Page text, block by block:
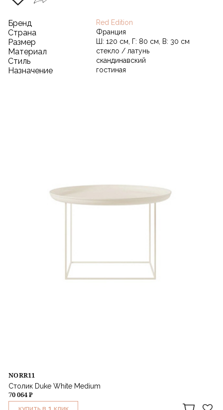
Бренд Red Edition
Страна Франция
Размер Ш: 120 см, Г: 80 см, В: 30 см
Материал стекло / латунь
Стиль скандинавский
Назначение гостиная
NORR11
Столик Duke White Medium
70 064 ₽